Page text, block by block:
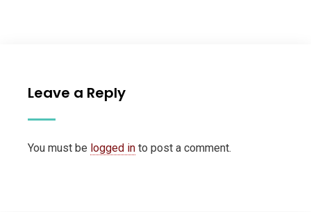
Leave a Reply
You must be logged in to post a comment.